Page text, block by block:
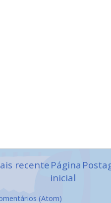
recentePágina
inicial
(Atom)